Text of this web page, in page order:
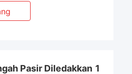
Pasir Diledakkan 1